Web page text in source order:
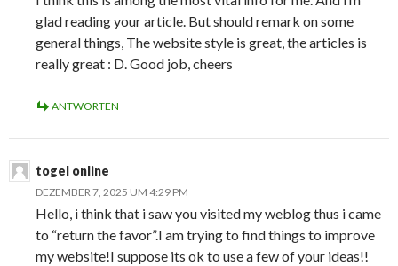
glad reading your article. But should remark on some
general things, The website style is great, the articles is
really great : D. Good job, cheers
ANTWORTEN
togel online
DEZEMBER 7, 2025 UM 4:29 PM
Hello, i think that i saw you visited my weblog thus i came
to “return the favor”.I am trying to find things to improve
my website!I suppose its ok to use a few of your ideas!!